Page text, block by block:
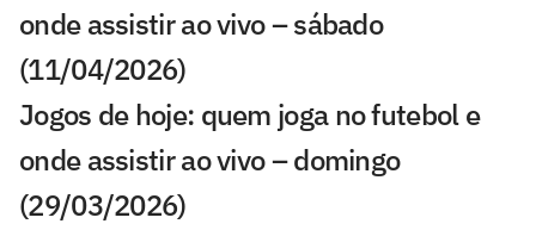
onde assistir ao vivo – sábado
(11/04/2026)
Jogos de hoje: quem joga no futebol e
onde assistir ao vivo – domingo
(29/03/2026)